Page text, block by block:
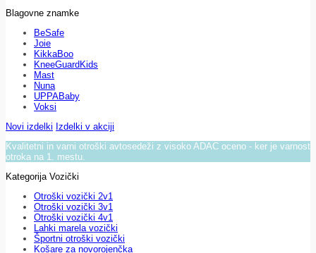
Blagovne znamke
BeSafe
Joie
KikkaBoo
KneeGuardKids
Mast
Nuna
UPPABaby
Voksi
Novi izdelki Izdelki v akciji
Kvalitetni in varni otroški avtosedeži z visoko ADAC oceno - ker je varnost
otroka na 1. mestu.
Kategorija Vozički
Otroški vozički 2v1
Otroški vozički 3v1
Otroški vozički 4v1
Lahki marela vozički
Športni otroški vozički
Košare za novorojenčka